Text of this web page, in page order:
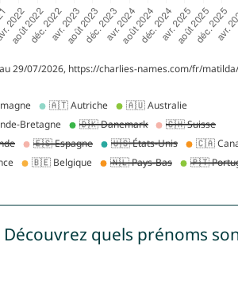
Découvrez quels prénoms